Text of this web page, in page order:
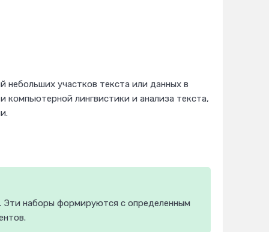
небольших участков текста или данных в
компьютерной лингвистики и анализа текста,
Эти наборы формируются с определенным